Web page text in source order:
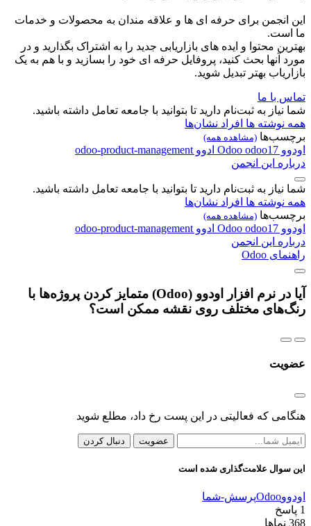
این انجمن برای حرفه ای ها و علاقه مندان به محصولات و خدمات
ما است.
بهترین محتوا و ایده های بازاریابی جدید را به اشتراک بگذارید و در
مورد آنها بحث کنید، پروفایل حرفه ای خود را بسازید و با هم به یک
بازاریاب بهتر تبدیل شوید.
تماس با ما
شما نیاز به ثبت‌نام دارید تا بتوانید با جامعه تعامل داشته باشید.
همه نوشته ها افراد نشان‌ها
برچسب‌ها (مشاهده همه)
اودوو Odoo odoo17 ادوو odoo-product-management
درباره این انجمن
شما نیاز به ثبت‌نام دارید تا بتوانید با جامعه تعامل داشته باشید.
همه نوشته ها افراد نشان‌ها
برچسب‌ها (مشاهده همه)
اودوو Odoo odoo17 ادوو odoo-product-management
درباره این انجمن
راهنمای Odoo
آیا در نرم افزار اودوو (Odoo) متمایز کردن پروژه‌ها با
رنگ‌های مختلف روی نقشه ممکن است؟
عضویت
هنگامی که فعالیتی در این پست رخ داد، مطلع شوید
عضویت دنبال کردن
این سوال علامت‌گذاری شده است
اودووOdooپرسش-شما
1 پاسخ
368 نماها